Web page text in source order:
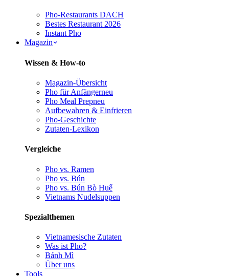
Pho-Restaurants DACH
Bestes Restaurant 2026
Instant Pho
Magazin
Wissen & How-to
Magazin-Übersicht
Pho für Anfängerneu
Pho Meal Prepneu
Aufbewahren & Einfrieren
Pho-Geschichte
Zutaten-Lexikon
Vergleiche
Pho vs. Ramen
Pho vs. Bún
Pho vs. Bún Bò Huế
Vietnams Nudelsuppen
Spezialthemen
Vietnamesische Zutaten
Was ist Pho?
Bánh Mì
Über uns
Tools